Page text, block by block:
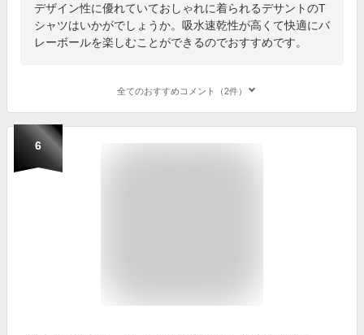
デザイン性に優れていておしゃれに着られるデサントのT
シャツはいかがでしょうか。吸水速乾性が高くて快適にバ
レーボールを楽しむことができるのでおすすめです。
全てのおすすめコメント（2件）
6